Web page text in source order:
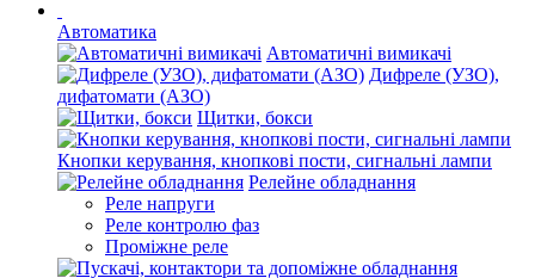
Автоматика
Автоматичні вимикачі
Дифреле (УЗО),
дифатомати (АЗО)
Щитки, бокси
Кнопки керування, кнопкові пости, сигнальні лампи
Релейне обладнання
Реле напруги
Реле контролю фаз
Проміжне реле